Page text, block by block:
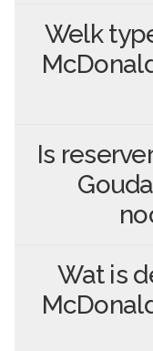
Welk
Is
Wat is